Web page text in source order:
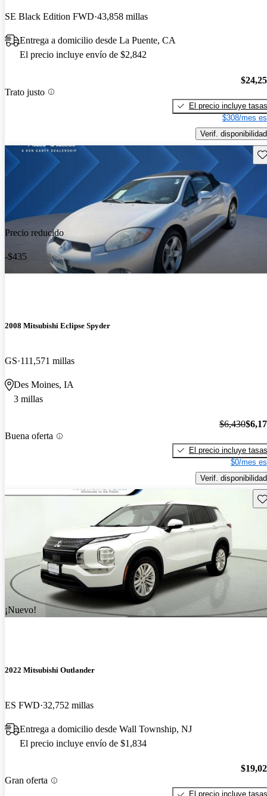
SE Black Edition FWD 43,858 millas
Entrega a domicilio desde La Puente, CA
El precio incluye envío de $2,842
Trato justo
El precio incluye tasas
$308/mes
Verif. disponibilidad
Precio reducido
-$435
2008 Mitsubishi Eclipse Spyder
GS 111,571 millas
Des Moines, IA
3 millas
Buena oferta
$6,430
El precio incluye tasas
$0/mes
Verif. disponibilidad
¡Nuevo!
2022 Mitsubishi Outlander
ES FWD 32,752 millas
Entrega a domicilio desde Wall Township, NJ
El precio incluye envío de $1,834
Gran oferta
El precio incluye tasas